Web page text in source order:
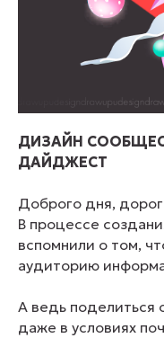
ДИЗАЙН
ДАЙДЖЕСТ
Доброго дня,
В процессе
вспомнили о том,
аудиторию
А ведь поделиться
даже в условиях